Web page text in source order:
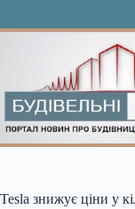
Tesla знижує ціни у